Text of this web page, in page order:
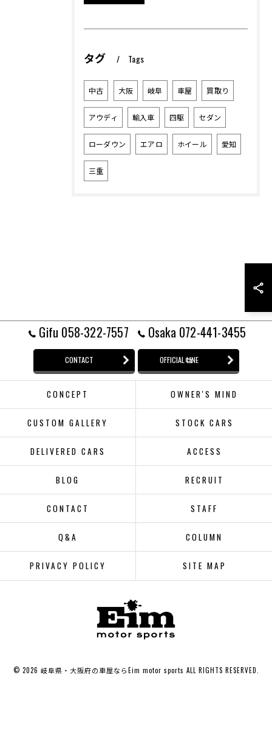
タグ Tags
中古 大阪 岐阜 車屋 買取り
アウディ 輸入車 四駆 セダン
ローダウン エアロ ホイール 愛知
三重
Gifu 058-322-7557 Osaka 072-441-3455
CONTACT OFFICIAL LINE
CONCEPT OWNER'S MIND
CUSTOM GALLERY STOCK CARS
DELIVERED CARS ACCESS
BLOG RECRUIT
CONTACT STAFF
Q&A COLUMN
PRIVACY POLICY SITE MAP
© 2026 岐阜県・大阪府の車屋ならEim motor sports ALL RIGHTS RESERVED.